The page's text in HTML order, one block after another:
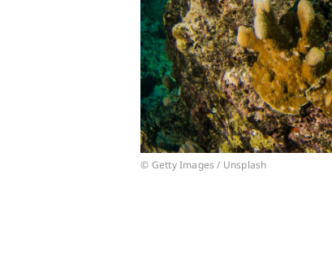
© Getty Images / Unsplash